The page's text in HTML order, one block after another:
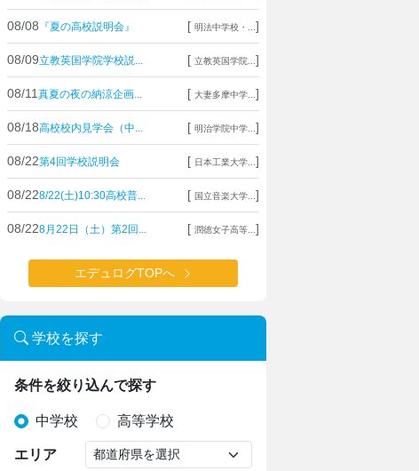
08/08 『夏の高校説明会』 [ 明法中学校・... ]
08/09立教英国学院学校説... [ 立教英国学院... ]
08/11 真夏の夜の納涼企画... [ 大妻多摩中学... ]
08/18高校校内見学会（中... [ 明治学院中学... ]
08/22第4回学校説明会 [ 日本工業大学... ]
08/228/22(土)10:30高校普... [ 国立音楽大学... ]
08/228月22日（土）第2回... [ 潤徳女子高等... ]
エデュログTOPへ
学校を探す
条件を絞り込んで探す
中学校 高等学校
エリア